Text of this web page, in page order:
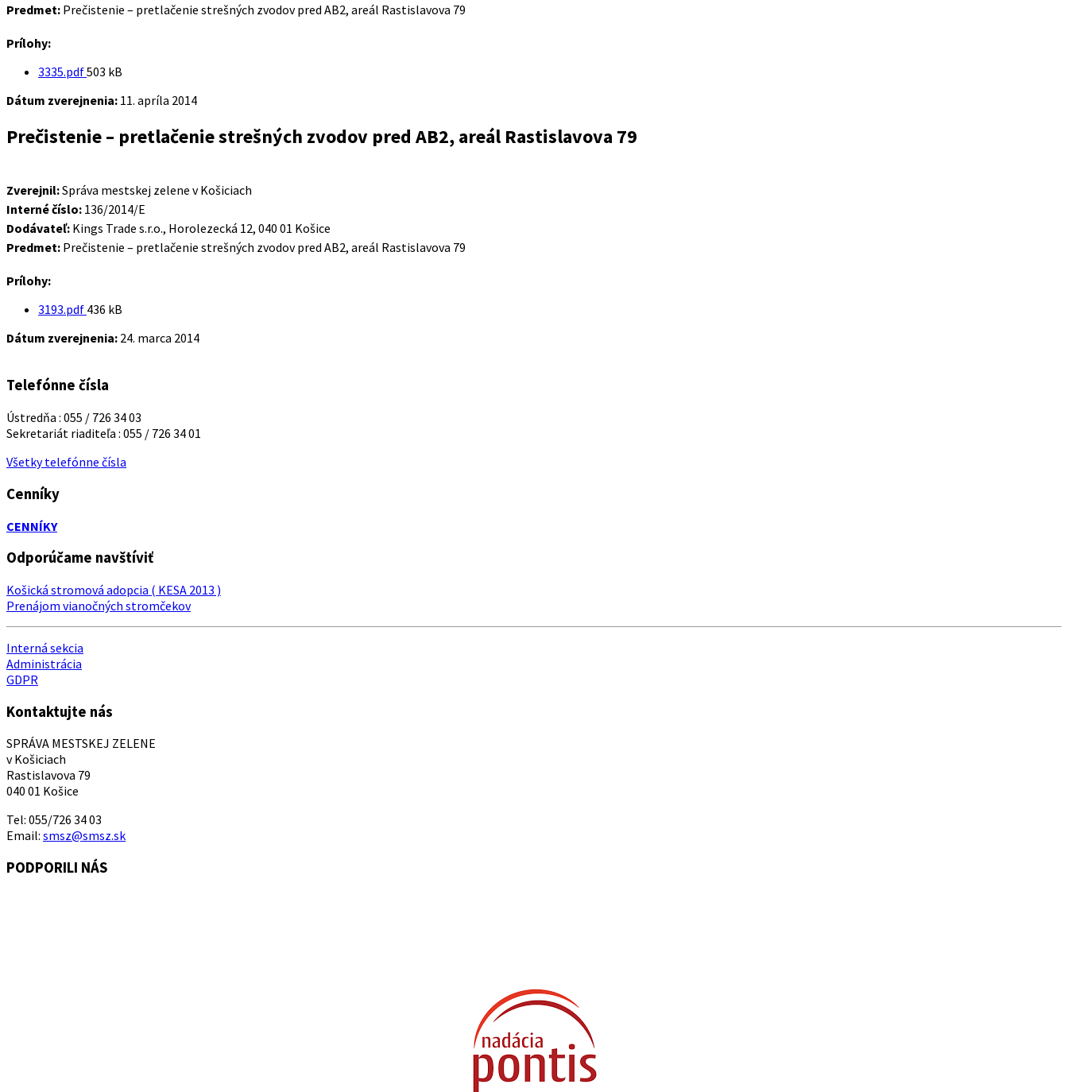
Predmet: Prečistenie – pretlačenie strešných zvodov pred AB2, areál Rastislavova 79
Prílohy:
3335.pdfVeľkosť
503 kB
Dátum zverejnenia: 11. apríla 2014
Prečistenie – pretlačenie strešných zvodov pred AB2, areál Rastislavova 79
Zverejnil:Správa mestskej zelene v Košiciach
Interné číslo: 136/2014/E
Dodávateľ: Kings Trade s.r.o., Horolezecká 12, 040 01 Košice
Predmet: Prečistenie – pretlačenie strešných zvodov pred AB2, areál Rastislavova 79
Prílohy:
3193.pdf Veľkosť
436 kB
Dátum zverejnenia: 24. marca 2014
Telefónne čísla
Ústredňa : 055 / 726 34 03
Sekretariát riaditeľa : 055 / 726 34 01
Všetky telefónne čísla
Cenníky
CENNÍKY
Odporúčame navštíviť
Košická stromová adopcia ( KESA 2013 )
Prenájom vianočných stromčekov
Interná sekcia
Administrácia
GDPR
Kontaktujte nás
SPRÁVA MESTSKEJ ZELENE
v Košiciach
Rastislavova 79
040 01 Košice
Tel: 055/726 34 03
Email: smsz@smsz.sk
PODPORILI NÁS